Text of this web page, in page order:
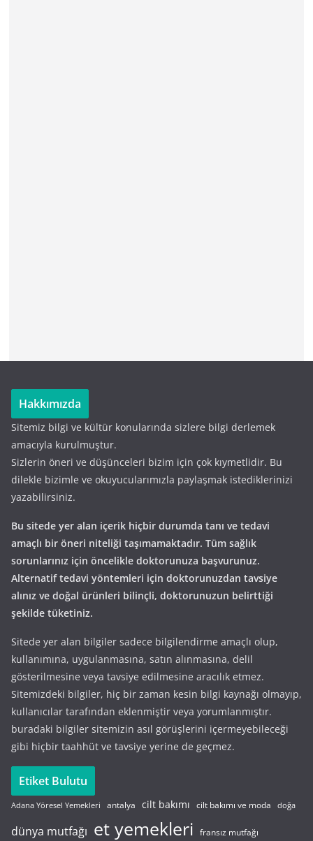
Hakkımızda
Sitemiz bilgi ve kültür konularında sizlere bilgi derlemek
amacıyla kurulmuştur.
Sizlerin öneri ve düşünceleri bizim için çok kıymetlidir. Bu
dilekle bizimle ve okuyucularımızla paylaşmak istediklerinizi
yazabilirsiniz.
Bu sitede yer alan içerik hiçbir durumda tanı ve tedavi
amaçlı bir öneri niteliği taşımamaktadır. Tüm sağlık
sorunlarınız için öncelikle doktorunuza başvurunuz.
Alternatif tedavi yöntemleri için doktorunuzdan tavsiye
alınız ve doğal ürünleri bilinçli, doktorunuzun belirttiği
şekilde tüketiniz.
Sitede yer alan bilgiler sadece bilgilendirme amaçlı olup,
kullanımına, uygulanmasına, satın alınmasına, delil
gösterilmesine veya tavsiye edilmesine aracılık etmez.
Sitemizdeki bilgiler, hiç bir zaman kesin bilgi kaynağı olmayıp,
kullanıcılar tarafından eklenmiştir veya yorumlanmıştır.
buradaki bilgiler sitemizin asıl görüşlerini içermeyebileceği
gibi hiçbir taahhüt ve tavsiye yerine de geçmez.
Etiket Bulutu
Adana Yöresel Yemekleri antalya cilt bakımı cilt bakımı ve moda doğa
dünya mutfağı et yemekleri fransız mutfağı